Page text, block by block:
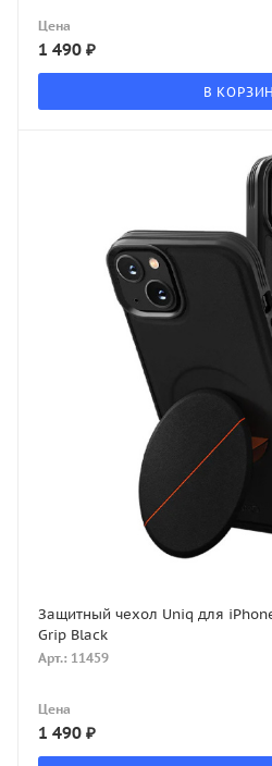
Цена
1 490 ₽
В
Защитный чехол Uniq для
Grip Black
Арт.: 11459
Цена
1 490 ₽